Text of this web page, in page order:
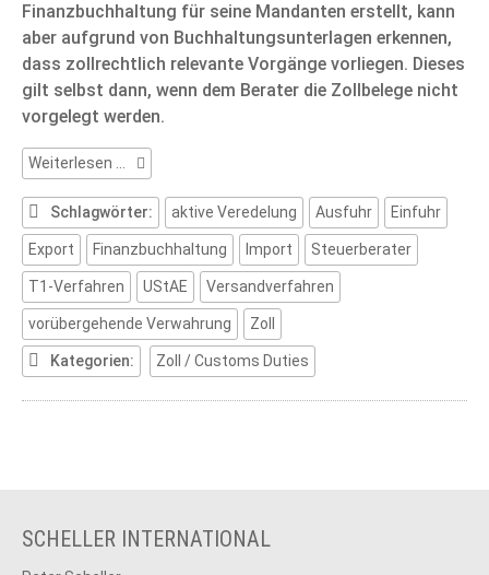
Finanzbuchhaltung für seine Mandanten erstellt, kann
aber aufgrund von Buchhaltungsunterlagen erkennen,
dass zollrechtlich relevante Vorgänge vorliegen. Dieses
gilt selbst dann, wenn dem Berater die Zollbelege nicht
vorgelegt werden.
Weiterlesen …
Steuerberater:
Zollrecht
Schlagwörter:
aktive Veredelung Ausfuhr Einfuhr
Export Finanzbuchhaltung Import Steuerberater
T1-Verfahren UStAE Versandverfahren
vorübergehende Verwahrung Zoll
Kategorien: Zoll / Customs Duties
SCHELLER INTERNATIONAL